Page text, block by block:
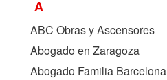
A
ABC Obras y Ascensores
Abogado en Zaragoza
Abogado Familia Barcelona